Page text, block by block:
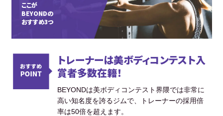
ここが
BEYONDの
おすすめ3つ
トレーナーは美ボディコンテスト入
賞者多数在籍！
BEYONDは美ボディコンテスト界隈では非常に
高い知名度を誇るジムで、トレーナーの採用倍
率は50倍を超えます。